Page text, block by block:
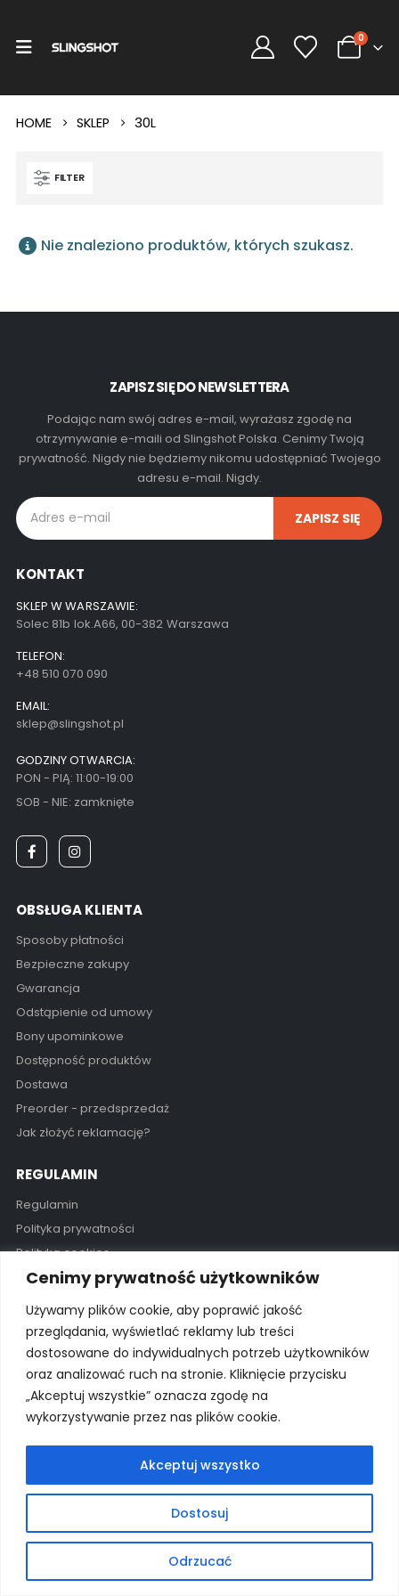
Cenimy prywatność użytkowników
Używamy plików cookie, aby poprawić jakość
przeglądania, wyświetlać reklamy lub treści
dostosowane do indywidualnych potrzeb użytkowników
oraz analizować ruch na stronie. Kliknięcie przycisku
„Akceptuj wszystkie” oznacza zgodę na
wykorzystywanie przez nas plików cookie.
Dostosuj
Odrzucać
Akceptuj wszystko
0
HOME SKLEP 30L
FILTER
Nie znaleziono produktów, których szukasz.
ZAPISZ SIĘ DO NEWSLETTERA
Podając nam swój adres e-mail, wyrażasz zgodę na
otrzymywanie e-maili od Slingshot Polska. Cenimy Twoją
prywatność. Nigdy nie będziemy nikomu udostępniać Twojego
adresu e-mail. Nigdy.
KONTAKT
SKLEP W WARSZAWIE:
Solec 81b lok.A66, 00-382 Warszawa
TELEFON:
+48 510 070 090
EMAIL:
sklep@slingshot.pl
GODZINY OTWARCIA:
PON - PIĄ: 11:00-19:00
SOB - NIE: zamknięte
OBSŁUGA KLIENTA
Sposoby płatności
Bezpieczne zakupy
Gwarancja
Odstąpienie od umowy
Bony upominkowe
Dostępność produktów
Dostawa
Preorder - przedsprzedaż
Jak złożyć reklamację?
REGULAMIN
Regulamin
Polityka prywatności
Polityka cookies
Pon - Pią / 11:00 - 19:00
Polskę: proSurf Paweł Giżowski